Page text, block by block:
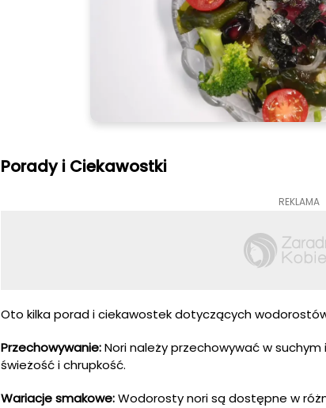
Porady i Ciekawostki
REKLAMA
Oto kilka porad i ciekawostek dotyczących
Przechowywanie:Nori należy przechowywać w
świeżość i chrupkość.
Wariacje smakowe:Wodorosty nori są dostępne w